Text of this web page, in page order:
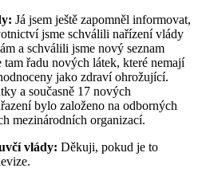
Já jsem ještě zapomněl informovat,
jsme schválili nařízení vlády
a schválili jsme nový seznam
řadu nových látek, které nemají
jako zdraví ohrožující.
a současně 17 nových
bylo založeno na odborných
mezinárodních organizací.
vlády: Děkuji, pokud je to